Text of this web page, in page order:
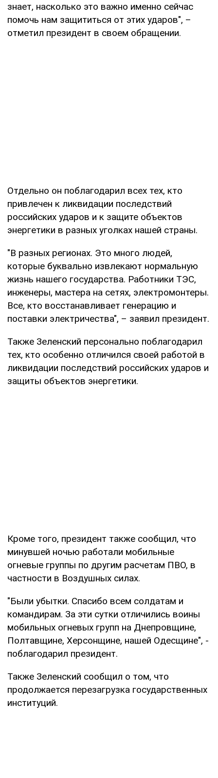
знает, насколько это важно именно сейчас
помочь нам защититься от этих ударов", –
отметил президент в своем обращении.
Отдельно он поблагодарил всех тех, кто
привлечен к ликвидации последствий
российских ударов и к защите объектов
энергетики в разных уголках нашей страны.
"В разных регионах. Это много людей,
которые буквально извлекают нормальную
жизнь нашего государства. Работники ТЭС,
инженеры, мастера на сетях, электромонтеры.
Все, кто восстанавливает генерацию и
поставки электричества", – заявил президент.
Также Зеленский персонально поблагодарил
тех, кто особенно отличился своей работой в
ликвидации последствий российских ударов и
защиты объектов энергетики.
Кроме того, президент также сообщил, что
минувшей ночью работали мобильные
огневые группы по другим расчетам ПВО, в
частности в Воздушных силах.
"Были убытки. Спасибо всем солдатам и
командирам. За эти сутки отличились воины
мобильных огневых групп на Днепровщине,
Полтавщине, Херсонщине, нашей Одесщине", -
поблагодарил президент.
Также Зеленский сообщил о том, что
продолжается перезагрузка государственных
институций.